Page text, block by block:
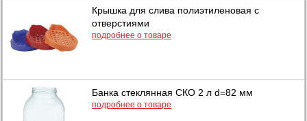
Крышка для слива полиэтиленовая с
отверстиями
подробнее о товаре
Банка стеклянная СКО 2 л d=82 мм
подробнее о товаре